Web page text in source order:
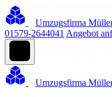
Umzugsfirma
01579-2644041 Angebot
Umzugsfirma